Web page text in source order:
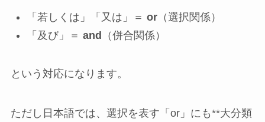
「若しくは」「又は」＝ or（選択関係）
「及び」＝ and （併合関係）
という対応になります。
ただし日本語では、選択を表す「or」にも**大分類